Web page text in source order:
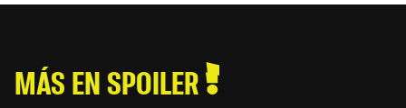
MÁS EN SPOILER